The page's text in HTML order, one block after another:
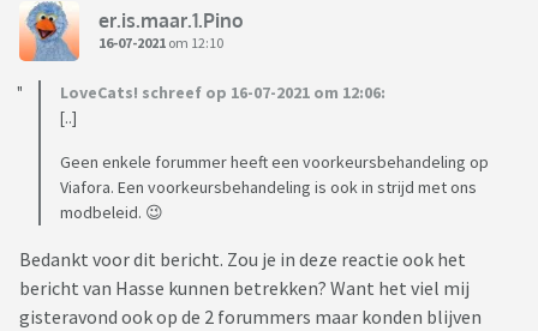
er.is.maar.1.Pino
16-07-2021 om 12:10
LoveCats! schreef op 16-07-2021 om 12:06:
[..]
Geen enkele forummer heeft een voorkeursbehandeling op
Viafora. Een voorkeursbehandeling is ook in strijd met ons
modbeleid. 😉
Bedankt voor dit bericht. Zou je in deze reactie ook het
bericht van Hasse kunnen betrekken? Want het viel mij
gisteravond ook op de 2 forummers maar konden blijven